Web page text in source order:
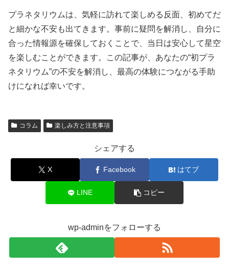
プラネタリウムは、気軽に訪れて楽しめる反面、初めてだ
と細かな不安も出てきます。事前に疑問を解消し、自分に
合った情報源を確保しておくことで、当日は安心して星空
を楽しむことができます。この記事が、あなたの“初プラ
ネタリウム”の不安を解消し、最高の体験につながる手助
けになれば幸いです。
コラム 楽しみ方と注意事項
シェアする
X Facebook はてブ
LINE コピー
wp-adminをフォローする